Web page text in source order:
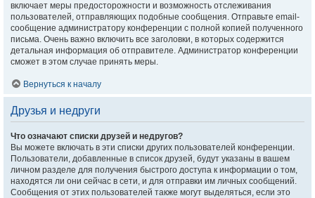
включает меры предосторожности и возможность отслеживания
пользователей, отправляющих подобные сообщения. Отправьте email-
сообщение администратору конференции с полной копией полученного
письма. Очень важно включить все заголовки, в которых содержится
детальная информация об отправителе. Администратор конференции
сможет в этом случае принять меры.
Вернуться к началу
Друзья и недруги
Что означают списки друзей и недругов?
Вы можете включать в эти списки других пользователей конференции.
Пользователи, добавленные в список друзей, будут указаны в вашем
личном разделе для получения быстрого доступа к информации о том,
находятся ли они сейчас в сети, и для отправки им личных сообщений.
Сообщения от этих пользователей также могут выделяться, если это